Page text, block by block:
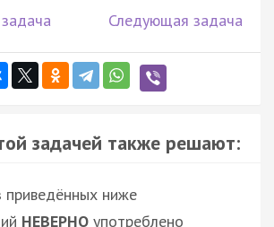
Следующая задача
задачей также решают:
ниже
НЕВЕРНО употреблено